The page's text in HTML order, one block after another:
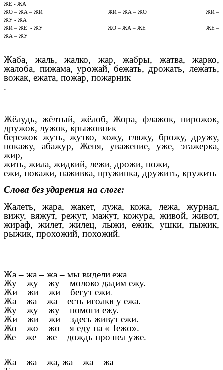
ЖЕ - ЖА
ЖО – ЖА – ЖИ ЖИ – ЖА – ЖО ЖИ –
ЖУ - ЖА
ЖИ – ЖЕ - ЖУ ЖО – ЖА – ЖЕ ЖЕ –
ЖА – ЖУ
Жаба, жаль, жалко, жар, жабры, жатва, жарко,
жалоба, пижама, урожай, бежать, дрожать, лежать,
вожак, ежата, пожар, пожарник
.
Жёлудь, жёлтый, жёлоб, Жора, флажок, пирожок,
дружок, лужок, крыжовник
бережок жуть, жутко, хожу, гляжу, брожу, дружу,
покажу, абажур, Женя, уважение, уже, этажерка,
жир,
жить, жила, жидкий, лежи, дрожи, ножи,
ежи, покажи, наживка, пружинка, дружить, кружить
Слова без ударения на слоге:
Жалеть, жара, жакет, лужа, кожа, лежа, журнал,
вижу, вяжут, режут, мажут, кожура, живой, живот,
жираф, жилет, жилец, лыжи, ежик, ушки, пыжик,
рыжик, прохожий, похожий.
Жа – жа – жа – мы видели ежа.
Жу – жу – жу – молоко дадим ежу.
Жи – жи – жи – бегут ежи.
Жа – жа – жа – есть иголки у ежа.
Жу – жу – жу – помоги ежу.
Жи – жи – жи – здесь живут ежи.
Жо – жо – жо – я еду на «Пежо».
Же – же – же – дождь прошел уже.
Жа – жа – жа, жа – жа – жа